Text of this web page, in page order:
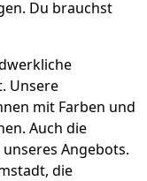
Du brauchst
Unsere
mit Farben und
Auch die
Angebots.
, die